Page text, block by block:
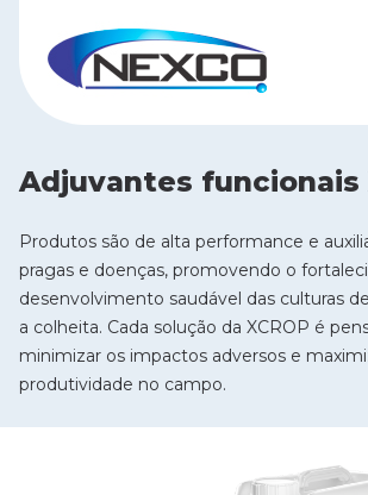
Adjuvantes funcionais
Produtos são de alta performance e
pragas e doenças, promovendo o
desenvolvimento saudável das culturas
a colheita. Cada solução da XCROP é
minimizar os impactos adversos e
produtividade no campo.